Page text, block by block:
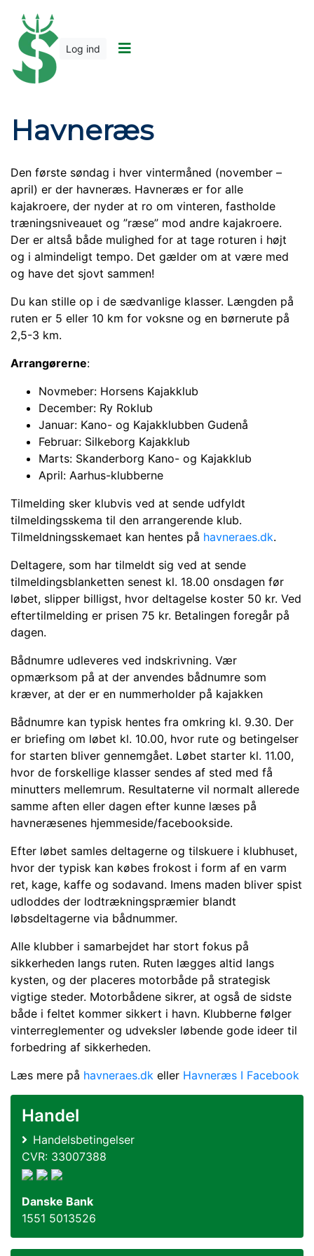
Log ind
Havneræs
Den første søndag i hver vintermåned (november –
april) er der havneræs. Havneræs er for alle
kajakroere, der nyder at ro om vinteren, fastholde
træningsniveauet og ”ræse” mod andre kajakroere.
Der er altså både mulighed for at tage roturen i højt
og i almindeligt tempo. Det gælder om at være med
og have det sjovt sammen!
Du kan stille op i de sædvanlige klasser. Længden på
ruten er 5 eller 10 km for voksne og en børnerute på
2,5-3 km.
Arrangørerne:
Novmeber: Horsens Kajakklub
December: Ry Roklub
Januar: Kano- og Kajakklubben Gudenå
Februar: Silkeborg Kajakklub
Marts: Skanderborg Kano- og Kajakklub
April: Aarhus-klubberne
Tilmelding sker klubvis ved at sende udfyldt
tilmeldingsskema til den arrangerende klub.
Tilmeldningsskemaet kan hentes på havneraes.dk.
Deltagere, som har tilmeldt sig ved at sende
tilmeldingsblanketten senest kl. 18.00 onsdagen før
løbet, slipper billigst, hvor deltagelse koster 50 kr. Ved
eftertilmelding er prisen 75 kr. Betalingen foregår på
dagen.
Bådnumre udleveres ved indskrivning. Vær
opmærksom på at der anvendes bådnumre som
kræver, at der er en nummerholder på kajakken
Bådnumre kan typisk hentes fra omkring kl. 9.30. Der
er briefing om løbet kl. 10.00, hvor rute og betingelser
for starten bliver gennemgået. Løbet starter kl. 11.00,
hvor de forskellige klasser sendes af sted med få
minutters mellemrum. Resultaterne vil normalt allerede
samme aften eller dagen efter kunne læses på
havneræsenes hjemmeside/facebookside.
Efter løbet samles deltagerne og tilskuere i klubhuset,
hvor der typisk kan købes frokost i form af en varm
ret, kage, kaffe og sodavand. Imens maden bliver spist
udloddes der lodtrækningspræmier blandt
løbsdeltagerne via bådnummer.
Alle klubber i samarbejdet har stort fokus på
sikkerheden langs ruten. Ruten lægges altid langs
kysten, og der placeres motorbåde på strategisk
vigtige steder. Motorbådene sikrer, at også de sidste
både i feltet kommer sikkert i havn. Klubberne følger
vinterreglementer og udveksler løbende gode ideer til
forbedring af sikkerheden.
Læs mere på havneraes.dk eller Havneræs I Facebook
Handel
Handelsbetingelser
CVR: 33007388
Danske Bank
1551 5013526